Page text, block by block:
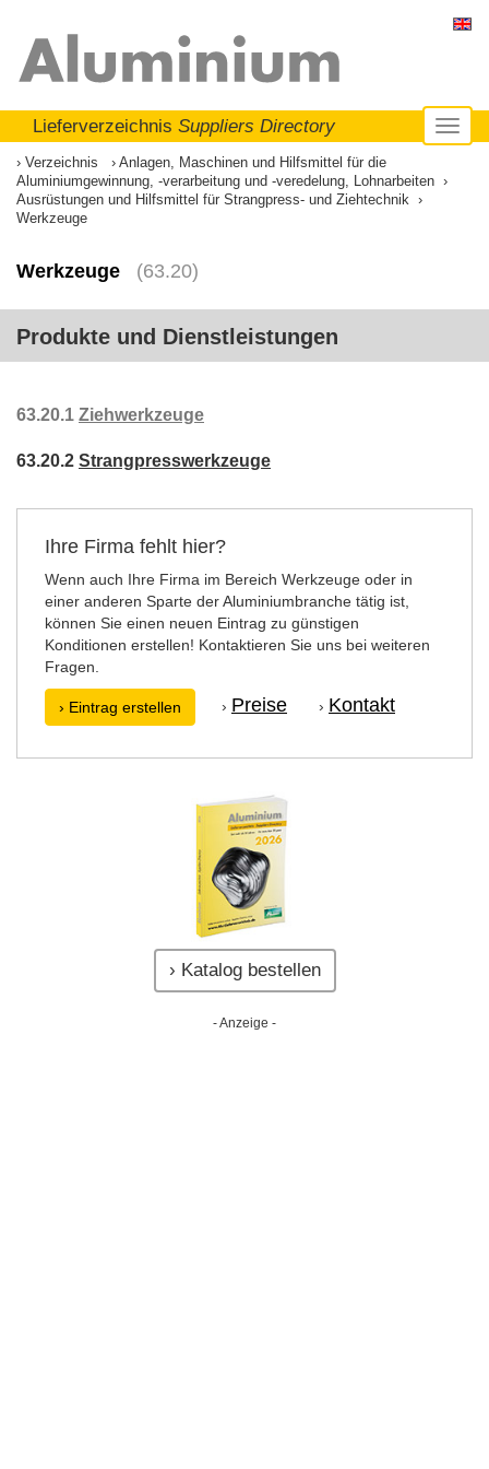
Lieferverzeichnis Suppliers Directory
Verzeichnis
Anlagen, Maschinen und Hilfsmittel für die
Aluminiumgewinnung, -verarbeitung und -veredelung, Lohnarbeiten
Ausrüstungen und Hilfsmittel für Strangpress- und Ziehtechnik
Werkzeuge
Werkzeuge (63.20)
Produkte und Dienstleistungen
63.20.1 Ziehwerkzeuge
63.20.2 Strangpresswerkzeuge
Ihre Firma fehlt hier?
Wenn auch Ihre Firma im Bereich Werkzeuge oder in
einer anderen Sparte der Aluminiumbranche tätig ist,
können Sie einen neuen Eintrag zu günstigen
Konditionen erstellen! Kontaktieren Sie uns bei weiteren
Fragen.
› Eintrag erstellen › Preise › Kontakt
› Katalog bestellen
- Anzeige -